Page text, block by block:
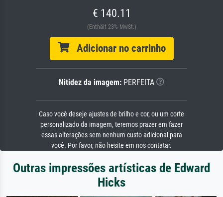
€ 140.11
(Enthält 23% MwSt.)
Adicionar no carrinho
Nitidez da imagem: PERFEITA
Caso você deseje ajustes de brilho e cor, ou um corte
personalizado da imagem, teremos prazer em fazer
essas alterações sem nenhum custo adicional para
você. Por favor, não hesite em nos contatar.
Outras impressões artísticas de Edward
Hicks